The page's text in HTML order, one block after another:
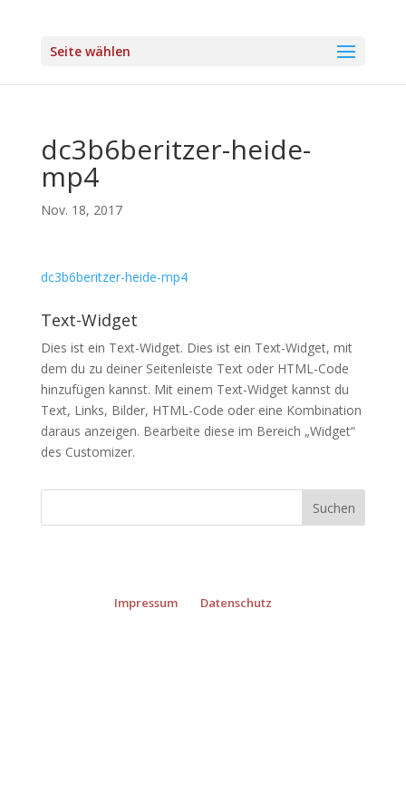
Seite wählen
dc3b6beritzer-heide-
mp4
Nov. 18, 2017
dc3b6beritzer-heide-mp4
Text-Widget
Dies ist ein Text-Widget. Dies ist ein Text-Widget, mit
dem du zu deiner Seitenleiste Text oder HTML-Code
hinzufügen kannst. Mit einem Text-Widget kannst du
Text, Links, Bilder, HTML-Code oder eine Kombination
daraus anzeigen. Bearbeite diese im Bereich „Widget“
des Customizer.
Impressum Datenschutz